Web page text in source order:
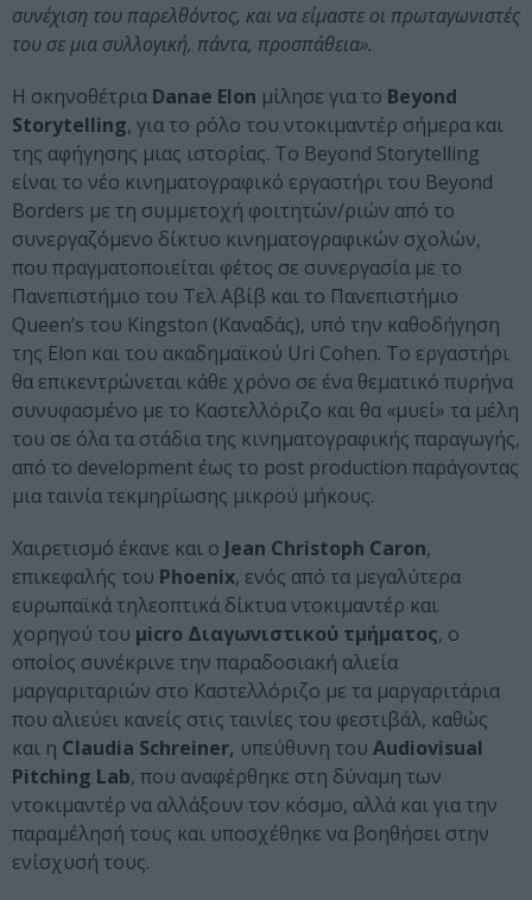
συνέχιση του παρελθόντος, και να είμαστε οι πρωταγωνιστές
του σε μια συλλογική, πάντα, προσπάθεια».
Η σκηνοθέτρια Danae Elon μίλησε για το Beyond
Storytelling, για το ρόλο του ντοκιμαντέρ σήμερα και
της αφήγησης μιας ιστορίας. Το Beyond Storytelling
είναι το νέο κινηματογραφικό εργαστήρι του Beyond
Borders με τη συμμετοχή φοιτητών/ριών από το
συνεργαζόμενο δίκτυο κινηματογραφικών σχολών,
που πραγματοποιείται φέτος σε συνεργασία με το
Πανεπιστήμιο του Τελ Αβίβ και το Πανεπιστήμιο
Queen’s του Kingston (Καναδάς), υπό την καθοδήγηση
της Elon και του ακαδημαϊκού Uri Cohen. Το εργαστήρι
θα επικεντρώνεται κάθε χρόνο σε ένα θεματικό πυρήνα
συνυφασμένο με το Καστελλόριζο και θα «μυεί» τα μέλη
του σε όλα τα στάδια της κινηματογραφικής παραγωγής,
από το development έως το post production παράγοντας
μια ταινία τεκμηρίωσης μικρού μήκους.
Χαιρετισμό έκανε και ο Jean Christoph Caron,
επικεφαλής του Phoenix, ενός από τα μεγαλύτερα
ευρωπαϊκά τηλεοπτικά δίκτυα ντοκιμαντέρ και
χορηγού του μicro Διαγωνιστικού τμήματος, ο
οποίος συνέκρινε την παραδοσιακή αλιεία
μαργαριταριών στο Καστελλόριζο με τα μαργαριτάρια
που αλιεύει κανείς στις ταινίες του φεστιβάλ, καθώς
και η Claudia Schreiner, υπεύθυνη του Audiovisual
Pitching Lab, που αναφέρθηκε στη δύναμη των
ντοκιμαντέρ να αλλάξουν τον κόσμο, αλλά και για την
παραμέλησή τους και υποσχέθηκε να βοηθήσει στην
ενίσχυσή τους.